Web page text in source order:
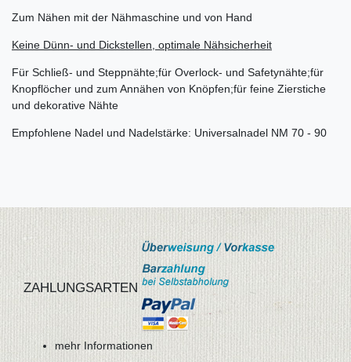
Zum Nähen mit der Nähmaschine und von Hand
Keine Dünn- und Dickstellen, optimale Nähsicherheit
Für Schließ- und Steppnähte;für Overlock- und Safetynähte;für
Knopflöcher und zum Annähen von Knöpfen;für feine Zierstiche
und dekorative Nähte
Empfohlene Nadel und Nadelstärke: Universalnadel NM 70 - 90
ZAHLUNGSARTEN
mehr Informationen